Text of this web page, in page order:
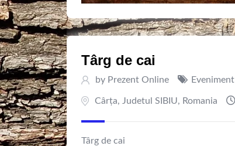
Târg de cai
by Prezent Online Eveniment
Cârța, Judetul SIBIU, Romania
Târg de cai